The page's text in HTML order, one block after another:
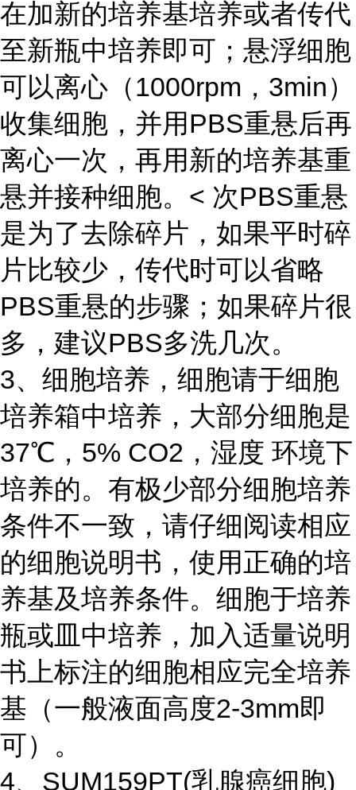
在加新的培养基培养或者传代
至新瓶中培养即可；悬浮细胞
可以离心（1000rpm，3min）
收集细胞，并用PBS重悬后再
离心一次，再用新的培养基重
悬并接种细胞。< 次PBS重悬
是为了去除碎片，如果平时碎
片比较少，传代时可以省略
PBS重悬的步骤；如果碎片很
多，建议PBS多洗几次。
3、细胞培养，细胞请于细胞
培养箱中培养，大部分细胞是
37℃，5% CO2，湿度 环境下
培养的。有极少部分细胞培养
条件不一致，请仔细阅读相应
的细胞说明书，使用正确的培
养基及培养条件。细胞于培养
瓶或皿中培养，加入适量说明
书上标注的细胞相应完全培养
基（一般液面高度2-3mm即
可）。
4、SUM159PT(乳腺癌细胞)